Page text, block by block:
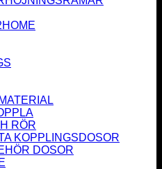
RÖR
KOPPLINGSDOSOR
DOSOR